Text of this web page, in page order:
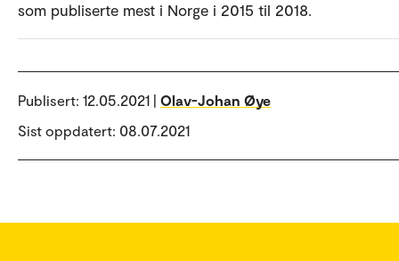
som publiserte mest i Norge i 2015 til 2018.
Publisert: 12.05.2021 | Olav-Johan Øye
Sist oppdatert: 08.07.2021